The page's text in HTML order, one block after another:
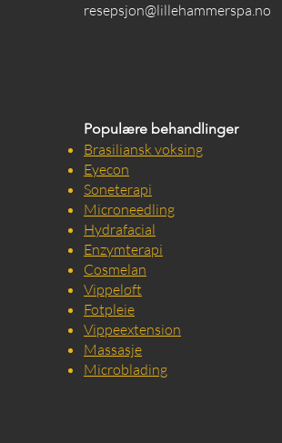
resepsjon@lillehammerspa.no
Populære behandlinger
Brasiliansk voksing
Eyecon
Soneterapi
Microneedling
Hydrafacial
Enzymterapi
Cosmelan
Vippeløft
Fotpleie
Vippeextension
Massasje
Microblading